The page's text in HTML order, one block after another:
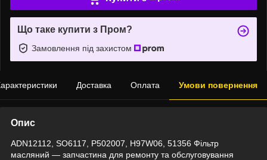
Що таке купити з Пром?
Замовлення під захистом
Доставка Оплата Умови повернення
Опис
ADN12112, SO6117, P502007, H97W06, 51356 Фільтр
масляний — запчастина для ремонту та обслуговування